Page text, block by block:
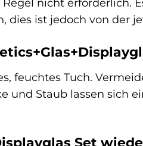
nicht erforderlich.
ist jedoch von der
feuchtes Tuch.
und Staub lassen sich